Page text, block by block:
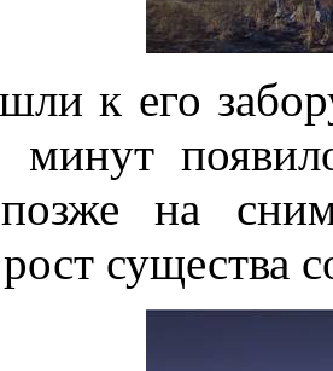
к его
минут
на
существа